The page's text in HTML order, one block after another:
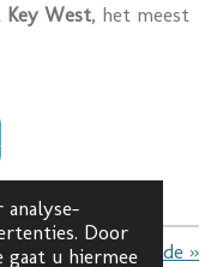
Door
gaat u hiermee
Key West, het meest
Volgende »